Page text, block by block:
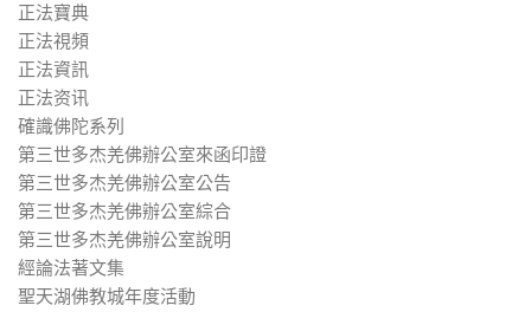
正法寶典
正法視頻
正法資訊
正法资讯
確識佛陀系列
第三世多杰羌佛辦公室來函印證
第三世多杰羌佛辦公室公告
第三世多杰羌佛辦公室綜合
第三世多杰羌佛辦公室說明
經論法著文集
聖天湖佛教城年度活動